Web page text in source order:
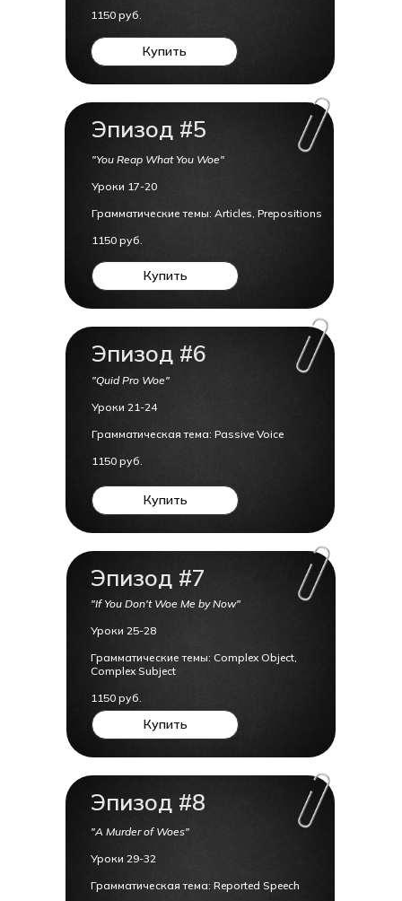
Эпизод #8
"A Murder of Woes"
Уроки 29-32
Грамматическая тема: Reported Speech
Эпизод #7
"If You Don't Woe Me by Now"
Уроки 25-28
Грамматические темы: Complex Object,
Complex Subject
1150 руб.
Купить
"Quid Pro Woe"
Уроки 21-24
Грамматическая тема: Passive Voice
1150 руб.
Купить
Эпизод #6
"You Reap What You Woe"
Уроки 17-20
Грамматические темы: Articles, Prepositions
1150 руб.
Эпизод #5
Купить
1150 руб.
Купить